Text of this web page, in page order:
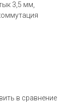
3,5 мм,
в сравнение